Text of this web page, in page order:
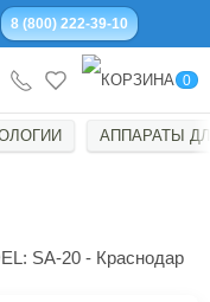
8 (800) 222-39-10
0
АППАРАТЫ